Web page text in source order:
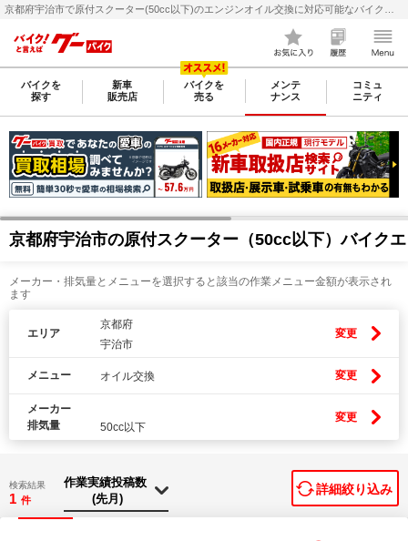
バイクを
探す
新車
販売店
バイクを
売る
メンテ
ナンス
コミュ
ニティ
京都府宇治市の原付スクーター（50cc以下）バイク
メーカー・排気量とメニューを選択すると該当の作業メニュー金額が表示され
ます
エリア
京都府
宇治市
変更
メニュー オイル交換 変更
メーカー
排気量
50cc以下
変更
検索結果
1 件
詳細絞り込み